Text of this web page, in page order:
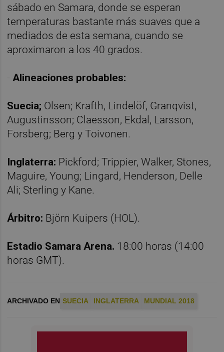
sábado en Samara, donde se esperan
temperaturas bastante más suaves que a
mediados de esta semana, cuando se
aproximaron a los 40 grados.
- Alineaciones probables:
Suecia; Olsen; Krafth, Lindelöf, Granqvist,
Augustinsson; Claesson, Ekdal, Larsson,
Forsberg; Berg y Toivonen.
Inglaterra: Pickford; Trippier, Walker, Stones,
Maguire, Young; Lingard, Henderson, Delle
Ali; Sterling y Kane.
Árbitro: Björn Kuipers (HOL).
Estadio Samara Arena. 18:00 horas (14:00
horas GMT).
ARCHIVADO EN SUECIA INGLATERRA MUNDIAL 2018